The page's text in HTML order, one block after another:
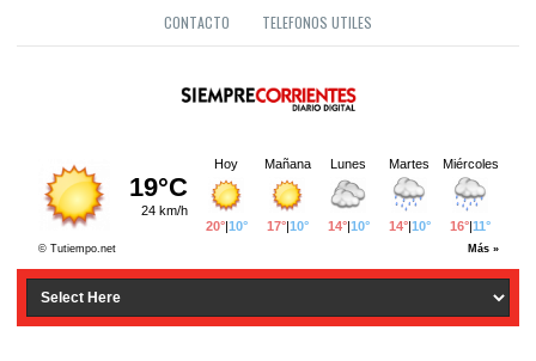
CONTACTO TELEFONOS UTILES